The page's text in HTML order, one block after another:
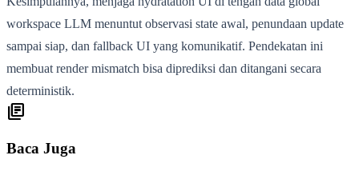
workspace LLM menuntut observasi state awal, penundaan update
sampai siap, dan fallback UI yang komunikatif. Pendekatan ini
membuat render mismatch bisa diprediksi dan ditangani secara
deterministik.
library_books
Baca Juga